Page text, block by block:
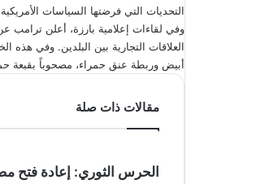
التحديات التي فرضتها السياسات
وفي لقاءات إعلامية بارزة، أعلن
العلاقات التجارية بين البلدين. وفي
أبيض وربطة عنق حمراء، مصحوباً بقبعة
مقالات ذات صلة
الحرس الثوري: إعادة فتح